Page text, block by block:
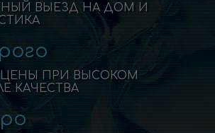
ВЫЕЗД НА ДОМ И
ПРИ ВЫСОКОМ
КАЧЕСТВА